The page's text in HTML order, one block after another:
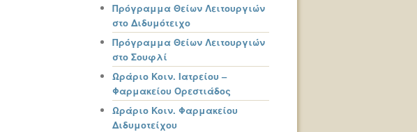
Πρόγραμμα Θείων Λειτουργιών
στο Διδυμότειχο
Πρόγραμμα Θείων Λειτουργιών
στο Σουφλί
Ωράριο Κοιν. Ιατρείου –
Φαρμακείου Ορεστιάδος
Ωράριο Κοιν. Φαρμακείου
Διδυμοτείχου